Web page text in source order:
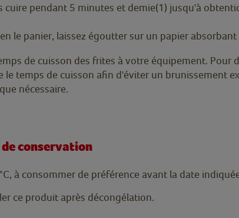
cuire pendant 5 minutes et demie(1) jusqu'à
le panier, laissez égoutter sur un papier absorbant
de cuisson des frites à votre équipement. Pour
le temps de cuisson afin d'éviter un brunissement
nécessaire.
conservation
à consommer de préférence avant la date
ce produit après décongélation.